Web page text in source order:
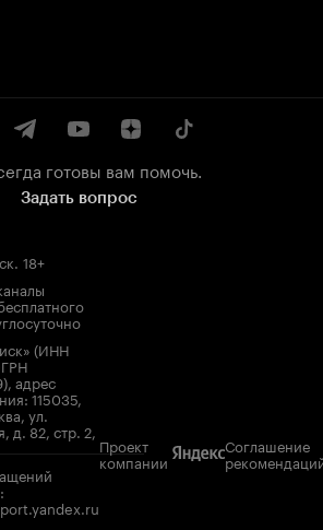
готовы вам помочь.
Задать вопрос
. 18+
(ИНН
адрес
115035,
ул.
д. 82, стр. 2,
Проект
компании
Соглашение